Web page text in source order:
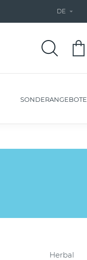
DE 
SONDERANGEBOTE
Herbal